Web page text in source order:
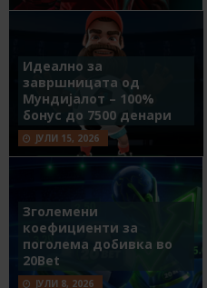
Идеално за
завршницата од
Мундијалот – 100%
бонус до 7500 денари
ЈУЛИ 15, 2026
Зголемени
коефициенти за
поголема добивка во
20Bet
ЈУЛИ 8, 2026